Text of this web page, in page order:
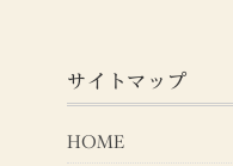
サイトマップ
HOME